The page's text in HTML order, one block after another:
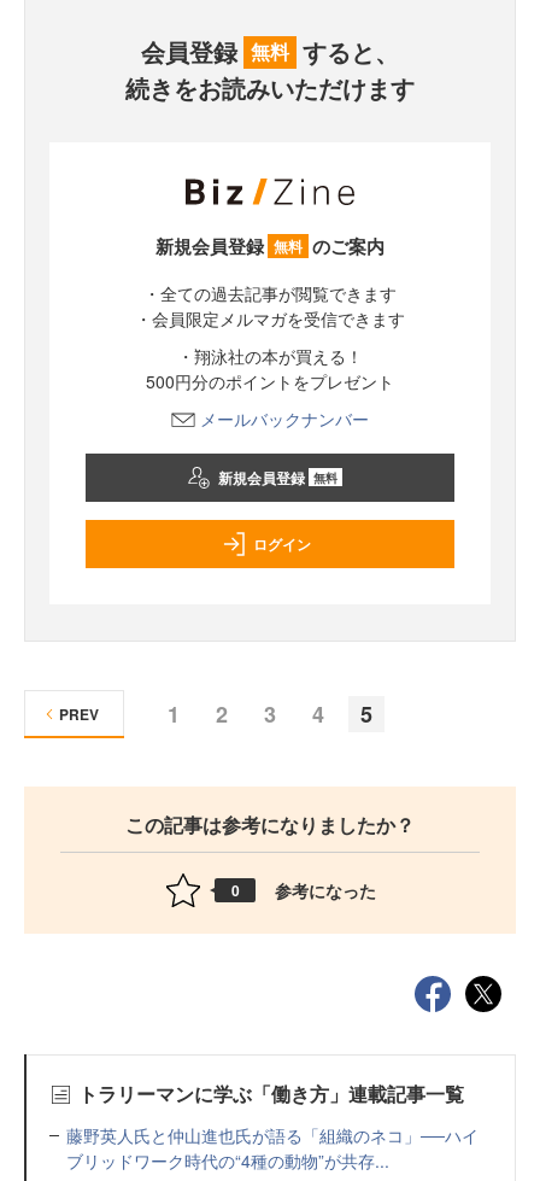
会員登録 無料 すると、
続きをお読みいただけます
新規会員登録 無料 のご案内
・全ての過去記事が閲覧できます
・会員限定メルマガを受信できます
・翔泳社の本が買える！
500円分のポイントをプレゼント
メールバックナンバー
新規会員登録 無料
ログイン
1 2 3 4 5
PREV
この記事は参考になりましたか？
0 参考になった
トラリーマンに学ぶ「働き方」連載記事一覧
藤野英人氏と仲山進也氏が語る「組織のネコ」──ハイ
ブリッドワーク時代の“4種の動物”が共存...